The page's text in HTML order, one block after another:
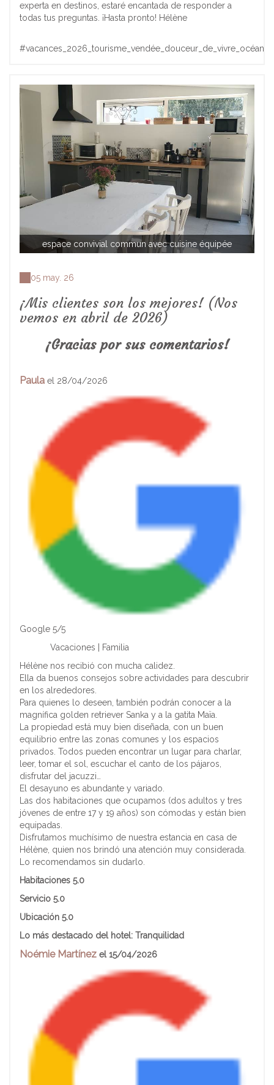
experta en destinos, estaré encantada de responder a
todas tus preguntas. ¡Hasta pronto! Hélène
#vacances_2026_tourisme_vendée_douceur_de_vivre_océan
espace convivial commun avec cuisine équipée
05 may. 26
¡Mis clientes son los mejores! (Nos
vemos en abril de 2026)
¡Gracias por sus comentarios!
Paula el 28/04/2026
Google 5/5
Vacaciones | Familia
Hélène nos recibió con mucha calidez.
Ella da buenos consejos sobre actividades para descubrir
en los alrededores.
Para quienes lo deseen, también podrán conocer a la
magnífica golden retriever Sanka y a la gatita Maïa.
La propiedad está muy bien diseñada, con un buen
equilibrio entre las zonas comunes y los espacios
privados. Todos pueden encontrar un lugar para charlar,
leer, tomar el sol, escuchar el canto de los pájaros,
disfrutar del jacuzzi…
El desayuno es abundante y variado.
Las dos habitaciones que ocupamos (dos adultos y tres
jóvenes de entre 17 y 19 años) son cómodas y están bien
equipadas.
Disfrutamos muchísimo de nuestra estancia en casa de
Hélène, quien nos brindó una atención muy considerada.
Lo recomendamos sin dudarlo.
Habitaciones 5.0
Servicio 5.0
Ubicación 5.0
Lo más destacado del hotel: Tranquilidad
Noémie Martínez el 15/04/2026